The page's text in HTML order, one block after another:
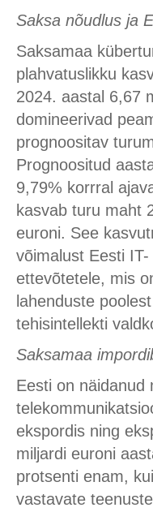
Saksa nõudlus ja
Saksamaa
plahvatuslikku
2024. aastal 6,67
domineerivad
prognoositav
Prognoositud
9,79% korrral
kasvab turu maht
euroni. See
võimalust Eesti
ettevõtetele, mis
lahenduste
tehisintellekti
Saksamaa
Eesti on näidanud
ekspordis ning
miljardi euroni
protsenti enam,
vastavate